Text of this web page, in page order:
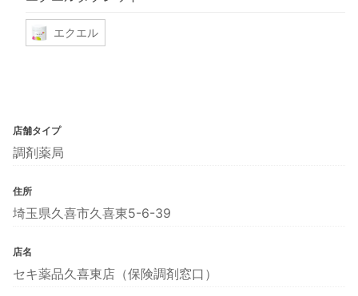
エクエル
店舗タイプ
調剤薬局
住所
埼玉県久喜市久喜東5-6-39
店名
セキ薬品久喜東店（保険調剤窓口）